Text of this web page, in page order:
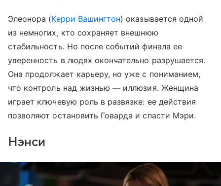
Элеонора (Керри Вашингтон) оказывается одной
из немногих, кто сохраняет внешнюю
стабильность. Но после событий финала ее
уверенность в людях окончательно разрушается.
Она продолжает карьеру, но уже с пониманием,
что контроль над жизнью — иллюзия. Женщина
играет ключевую роль в развязке: ее действия
позволяют остановить Говарда и спасти Мэри.
Нэнси